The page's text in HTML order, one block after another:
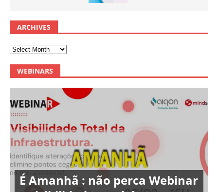
ARCHIVES
WEBINARS
É Amanhã : não perca Webinar